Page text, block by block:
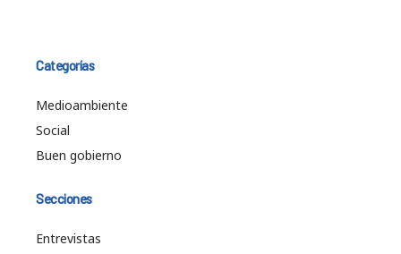
Categorías
Medioambiente
Social
Buen gobierno
Secciones
Entrevistas